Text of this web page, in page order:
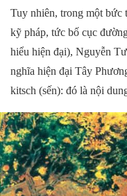
Tuy nhiên, trong một bức
kỹ pháp, tức bố cục
hiểu hiện đại), Nguyễn
nghĩa hiện đại Tây
kitsch (sến): đó là nội